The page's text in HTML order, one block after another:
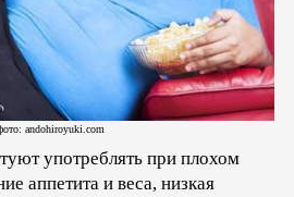
andohiroyuki.com
употреблять при плохом
аппетита и веса, низкая